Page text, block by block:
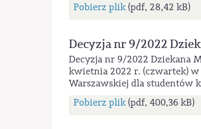
Pobierz plik(pdf, 28,42 kB)
Decyzja nr 9/2022
Decyzja nr 9/2022 Dziekana
kwietnia 2022 r. (czwartek)
Warszawskiej dla studentów
Pobierz plik(pdf, 400,36 kB)